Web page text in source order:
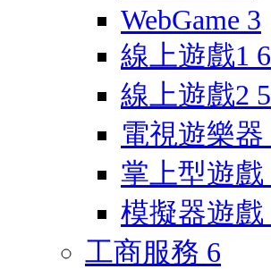
WebGame 3
線上遊戲1 6
線上遊戲2 5
電視遊樂器
掌上型遊戲
模擬器遊戲
工商服務 6